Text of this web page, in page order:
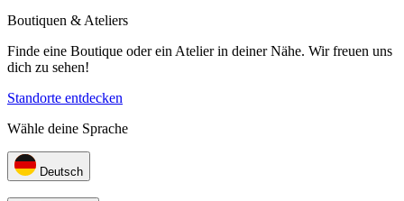
Boutiquen & Ateliers
Finde eine Boutique oder ein Atelier in deiner Nähe. Wir freuen uns
dich zu sehen!
Standorte entdecken
Wähle deine Sprache
Deutsch